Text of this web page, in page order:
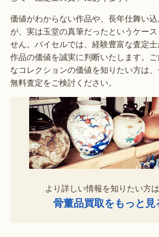
価値がわからない作品や、長年仕舞い
が、実は玉堂の真筆だったというケー
せん。バイセルでは、経験豊富な査定
作品の価値を誠実に判断いたします。
なコレクションの価値を知りたい方は
無料査定をご検討ください。
より詳しい情報を知りたい方
骨董品買取をもっと見